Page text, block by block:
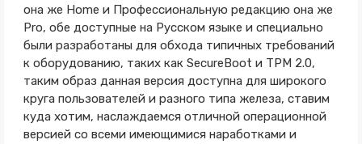
она же Home и Профессиональную редакцию она же
Pro, обе доступные на Русском языке и специально
были разработаны для обхода типичных требований
к оборудованию, таких как SecureBoot и TPM 2.0,
таким образ данная версия доступна для широкого
круга пользователей и разного типа железа, ставим
куда хотим, наслаждаемся отличной операционной
версией со всеми имеющимися наработками и